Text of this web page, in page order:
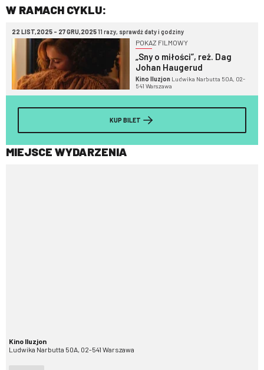
W RAMACH CYKLU:
22 LIST,2025 - 27 GRU,202511 razy, sprawdź daty i godziny
POKAZ FILMOWY
„Sny o miłości”, reż. Dag
Johan Haugerud
Kino Iluzjon Ludwika Narbutta 50A, 02-
541 Warszawa
KUP BILET
MIEJSCE WYDARZENIA
Kino Iluzjon
Ludwika Narbutta 50A, 02-541 Warszawa